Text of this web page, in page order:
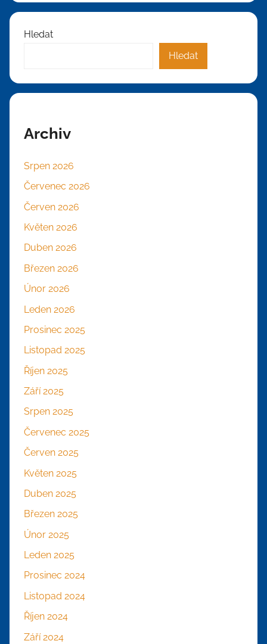
Hledat
Hledat
Archiv
Srpen 2026
Červenec 2026
Červen 2026
Květen 2026
Duben 2026
Březen 2026
Únor 2026
Leden 2026
Prosinec 2025
Listopad 2025
Říjen 2025
Září 2025
Srpen 2025
Červenec 2025
Červen 2025
Květen 2025
Duben 2025
Březen 2025
Únor 2025
Leden 2025
Prosinec 2024
Listopad 2024
Říjen 2024
Září 2024